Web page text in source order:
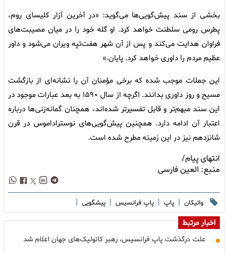
بخشی از سند پیش‌گویی‌ها می‌گوید: «در آخرین آزار کلیسای روم،
پطرس رومی سلطنت خواهد کرد. او گله خود را در میان مصیبت‌های
فراوان هدایت می‌کند و پس از آن شهر هفت‌تپه ویران می‌شود و داور
عظیم مردم را داوری خواهد کرد. پایان.»
این جملات موجب شده که برخی مؤمنان آن را نشانه‌ای از بازگشت
مسیح و روز داوری بدانند. اگرچه از سال ۱۵۹۰ به بعد عبارات موجود در
این سند مبهم‌تر و قابل تفسیرتر شده‌اند، همچنان گمانه‌زنی‌ها درباره
اعتبار آن ادامه دارد. همچنین پیش‌گویی‌های نوستراداموس در قرن
شانزدهم نیز در این زمینه مطرح شده است.
انتهای پیام/
منبع: العین فارسی
واتیکان | پاپ | پاپ فرانسیس | پیشگویی |
اخبار مرتبط
علت درگذشت پاپ فرانسیس، رهبر کاتولیک‌های جهان اعلام شد